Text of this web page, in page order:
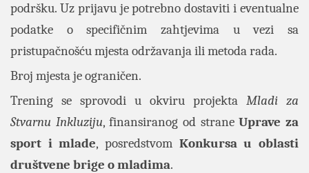
podršku. Uz prijavu je potrebno dostaviti i eventualne
podatke o specifičnim zahtjevima u vezi sa
pristupačnošću mjesta održavanja ili metoda rada.
Broj mjesta je ograničen.
Trening se sprovodi u okviru projekta Mladi za
Stvarnu Inkluziju, finansiranog od straneUprave za
sport i mlade, posredstvom Konkursa u oblasti
društvene brige o mladima.